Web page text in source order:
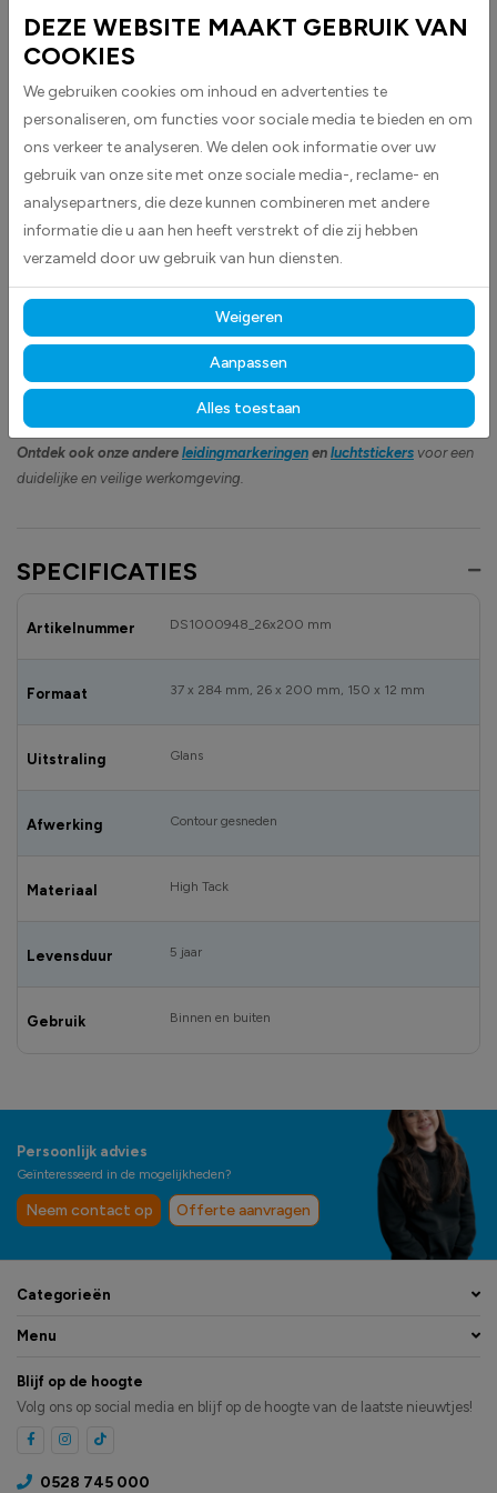
rechthoekige stickers met pijlen aan beide zijkanten en zijn ideaal voor
het markeren van persluchtleidingen.
De stickers zijn uitgevoerd in blauw met witte tekst voor duidelijke
zichtbaarheid en leesbaarheid volgens de geldende normen.
Volgens Europese richtlijnen is het verplicht om leidingen en
verbindingspunten duidelijk te identificeren, zoals bij begin- en
Opmaak volgens Europese richtlijn 92/58 en kleuren volgens NBN 69
en NEN 3050.
Gemaakt van hoogwaardige high-tack folie, hechten deze
stickers betrouwbaar op vrijwel elk oppervlaken blijven
langdurig zichtbaar, bestand tegen intensief gebruik, licht en vocht.
Ontdek ook onze andere leidingmarkeringen en luchtstickers voor een
duidelijke en veilige werkomgeving.
SPECIFICATIES
Artikelnummer DS1000948_26x200 mm
Formaat 37 x 284 mm, 26 x 200 mm, 150 x 12 mm
Uitstraling Glans
Afwerking Contour gesneden
Materiaal High Tack
Levensduur 5 jaar
Gebruik Binnen en buiten
Persoonlijk advies
Geïnteresseerd in de mogelijkheden?
Neem contact op Offerte aanvragen
Categorieën
Menu
Blijf op de hoogte
Volg ons op social media en blijf op de hoogte van de laatste nieuwtjes!
0528 745 000
DEZE WEBSITE MAAKT GEBRUIK VAN
COOKIES
We gebruiken cookies om inhoud en advertenties te
personaliseren, om functies voor sociale media te bieden en om
ons verkeer te analyseren. We delen ook informatie over uw
gebruik van onze site met onze sociale media-, reclame- en
analysepartners, die deze kunnen combineren met andere
informatie die u aan hen heeft verstrekt of die zij hebben
verzameld door uw gebruik van hun diensten.
Weigeren
Aanpassen
Alles toestaan